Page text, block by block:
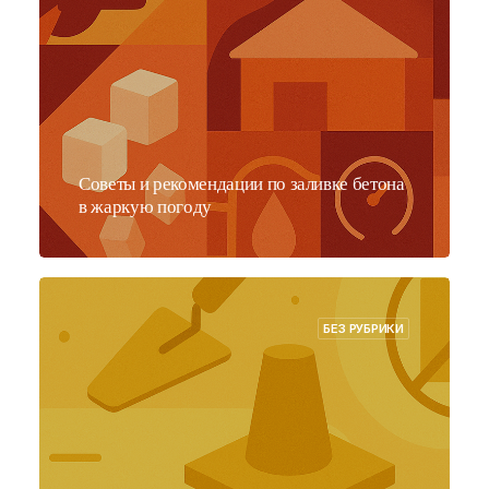
Советы и рекомендации по заливке бетона
в жаркую погоду
БЕЗ РУБРИКИ